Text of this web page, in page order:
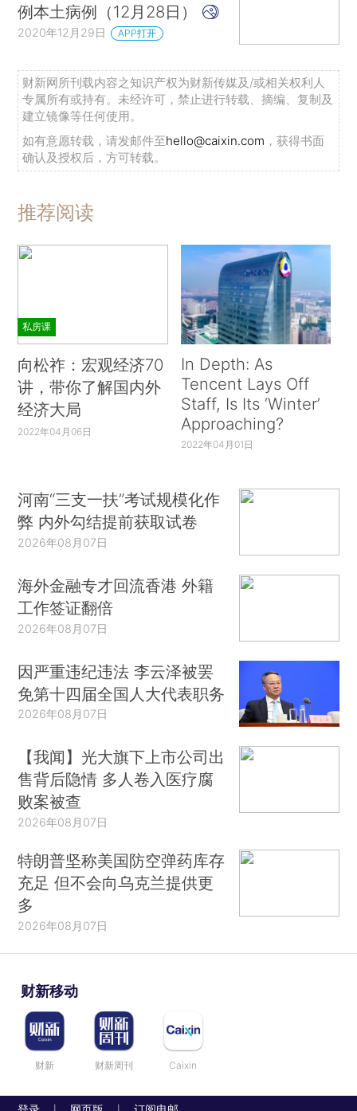
例本土病例（12月28日）
2020年12月29日 APP打开
财新网所刊载内容之知识产权为财新传媒及/或相关权利人
专属所有或持有。未经许可，禁止进行转载、摘编、复制及
建立镜像等任何使用。
如有意愿转载，请发邮件至hello@caixin.com ，获得书面
确认及授权后，方可转载。
推荐阅读
私房课
向松祚：宏观经济70
讲，带你了解国内外
经济大局
2022年04月06日
In Depth: As
Tencent Lays Off
Staff, Is Its ‘Winter’
Approaching?
2022年04月01日
河南“三支一扶”考试规模化作
弊 内外勾结提前获取试卷
2026年08月07日
海外金融专才回流香港 外籍
工作签证翻倍
2026年08月07日
因严重违纪违法 李云泽被罢
免第十四届全国人大代表职务
2026年08月07日
【我闻】光大旗下上市公司出
售背后隐情 多人卷入医疗腐
败案被查
2026年08月07日
特朗普坚称美国防空弹药库存
充足 但不会向乌克兰提供更
多
2026年08月07日
财新移动
财新 财新周刊 Caixin